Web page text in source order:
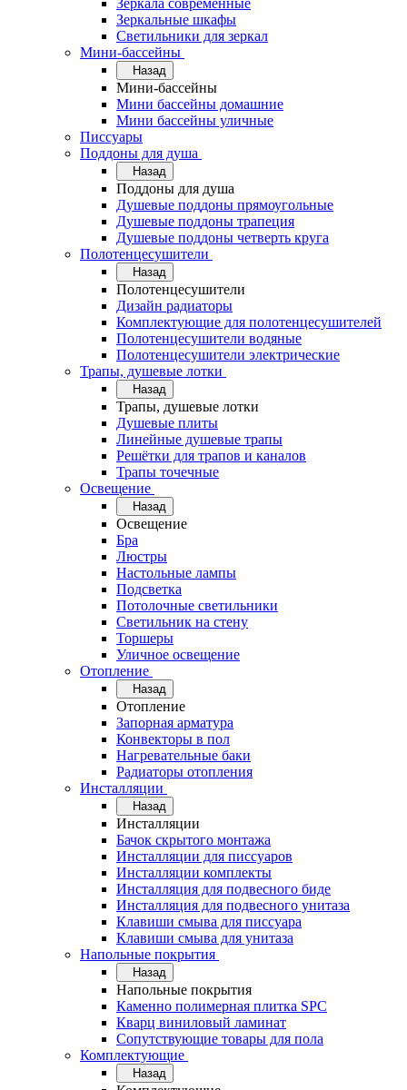
Зеркала современные
Зеркальные шкафы
Светильники для зеркал
Мини-бассейны
Назад
Мини-бассейны
Мини бассейны домашние
Мини бассейны уличные
Писсуары
Поддоны для душа
Назад
Поддоны для душа
Душевые поддоны прямоугольные
Душевые поддоны трапеция
Душевые поддоны четверть круга
Полотенцесушители
Назад
Полотенцесушители
Дизайн радиаторы
Комплектующие для полотенцесушителей
Полотенцесушители водяные
Полотенцесушители электрические
Трапы, душевые лотки
Назад
Трапы, душевые лотки
Душевые плиты
Линейные душевые трапы
Решётки для трапов и каналов
Трапы точечные
Освещение
Назад
Освещение
Бра
Люстры
Настольные лампы
Подсветка
Потолочные светильники
Светильник на стену
Торшеры
Уличное освещение
Отопление
Назад
Отопление
Запорная арматура
Конвекторы в пол
Нагревательные баки
Радиаторы отопления
Инсталляции
Назад
Инсталляции
Бачок скрытого монтажа
Инсталляции для писсуаров
Инсталляции комплекты
Инсталляция для подвесного биде
Инсталляция для подвесного унитаза
Клавиши смыва для писсуара
Клавиши смыва для унитаза
Напольные покрытия
Назад
Напольные покрытия
Каменно полимерная плитка SPC
Кварц виниловый ламинат
Сопутствующие товары для пола
Комплектующие
Назад